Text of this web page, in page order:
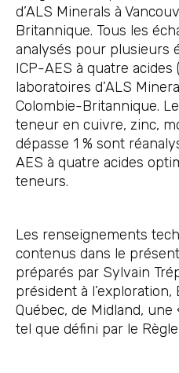
d’ALS Minerals à
Britannique. Tous les
analysés pour plusieurs
ICP-AES à quatre acides
laboratoires d’ALS
Colombie-Britannique.
teneur en cuivre, zinc,
dépasse 1 % sont
AES à quatre acides
teneurs.
Les renseignements
contenus dans le
préparés par Sylvain
président à
Québec, de Midland,
tel que défini par le